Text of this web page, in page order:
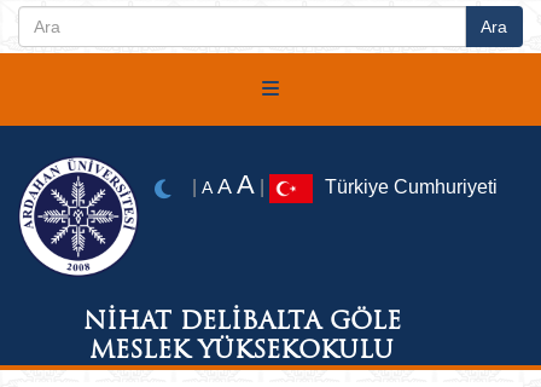
NİHAT DELİBALTA GÖLE
MESLEK YÜKSEKOKULU
A A A Türkiye Cumhuriyeti